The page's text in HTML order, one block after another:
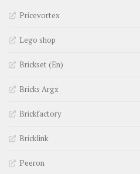
Pricevortex
Lego shop
Brickset (En)
Bricks Argz
Brickfactory
Bricklink
Peeron